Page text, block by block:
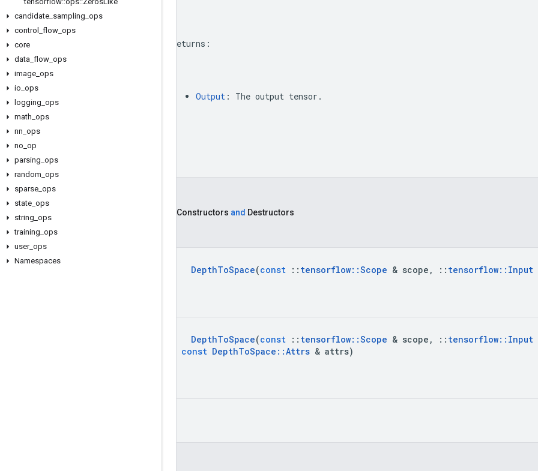
candidate sampling ops
control
flow ops
core
data flow ops
image ops
io ops
logging ops
math ops
nn ops
no op
parsing ops
random ops
sparse ops
state ops
string ops
training ops
user_ ops
Namespaces
Returns :
Output : The output tensor .
Constructors and Destructors
DepthToSpace(const :: tensorflow::Scope & scope , :: tensorflow:: Input
DepthToSpace(const :: tensorflow::Scope & scope , :: tensorflow:: Input
const DepthToSpace ::Attrs & attrs)